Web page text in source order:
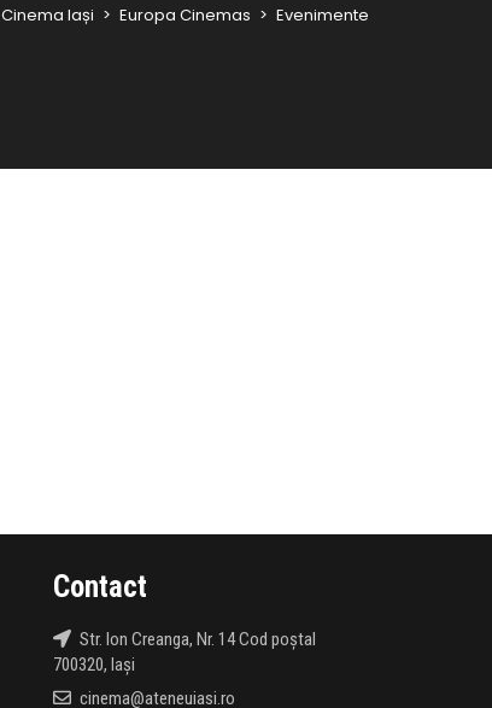
Cinema Iași > Europa Cinemas > Evenimente
Contact
Str. Ion Creanga, Nr. 14 Cod poștal
700320, Iași
cinema@ateneuiasi.ro